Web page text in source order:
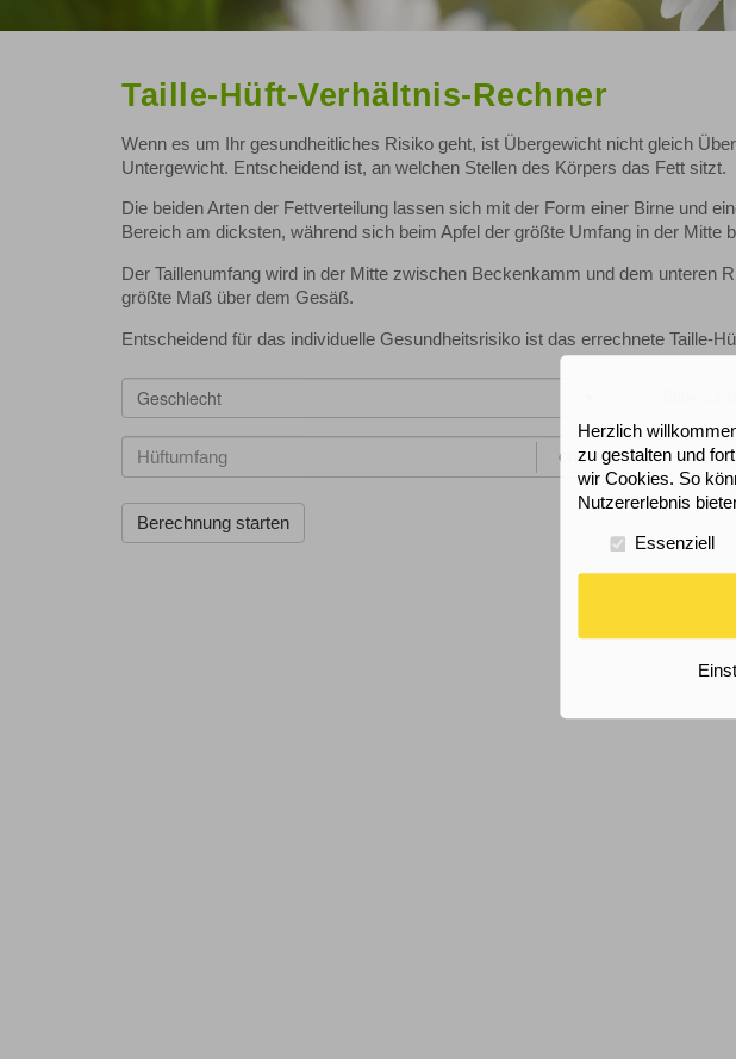
Taille-Hüft-Verhältnis-Rechner
Wenn es um Ihr gesundheitliches Risiko geht, ist Übergewicht nicht gleich
Untergewicht. Entscheidend ist, an welchen Stellen des Körpers das Fett sitzt.
Die beiden Arten der Fettverteilung lassen sich mit der Form einer Birne und
Bereich am dicksten, während sich beim Apfel der größte Umfang in der Mitte
Der Taillenumfang wird in der Mitte zwischen Beckenkamm und dem unteren
größte Maß über dem Gesäß.
Entscheidend für das individuelle Gesundheitsrisiko ist das errechnete Taille-
Geschlecht
cm
Herzlich
zu gestalten und
wir Cookies. So
Nutzererlebnis
Essenziell